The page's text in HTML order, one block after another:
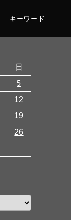
キーワード
日
5
12
19
26